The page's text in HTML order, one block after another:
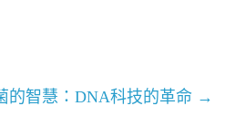
的智慧：DNA科技的革命 →